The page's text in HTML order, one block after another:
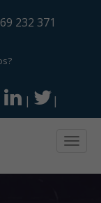
232 371
| |